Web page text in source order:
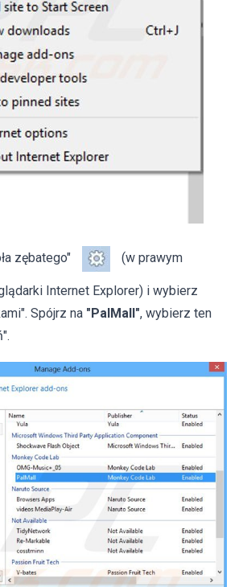
zębatego" (w prawym
Internet Explorer) i wybierz
Spójrz na "PalMall", wybierz ten